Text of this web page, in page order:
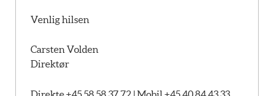
Venlig hilsen
Carsten Volden
Direktør